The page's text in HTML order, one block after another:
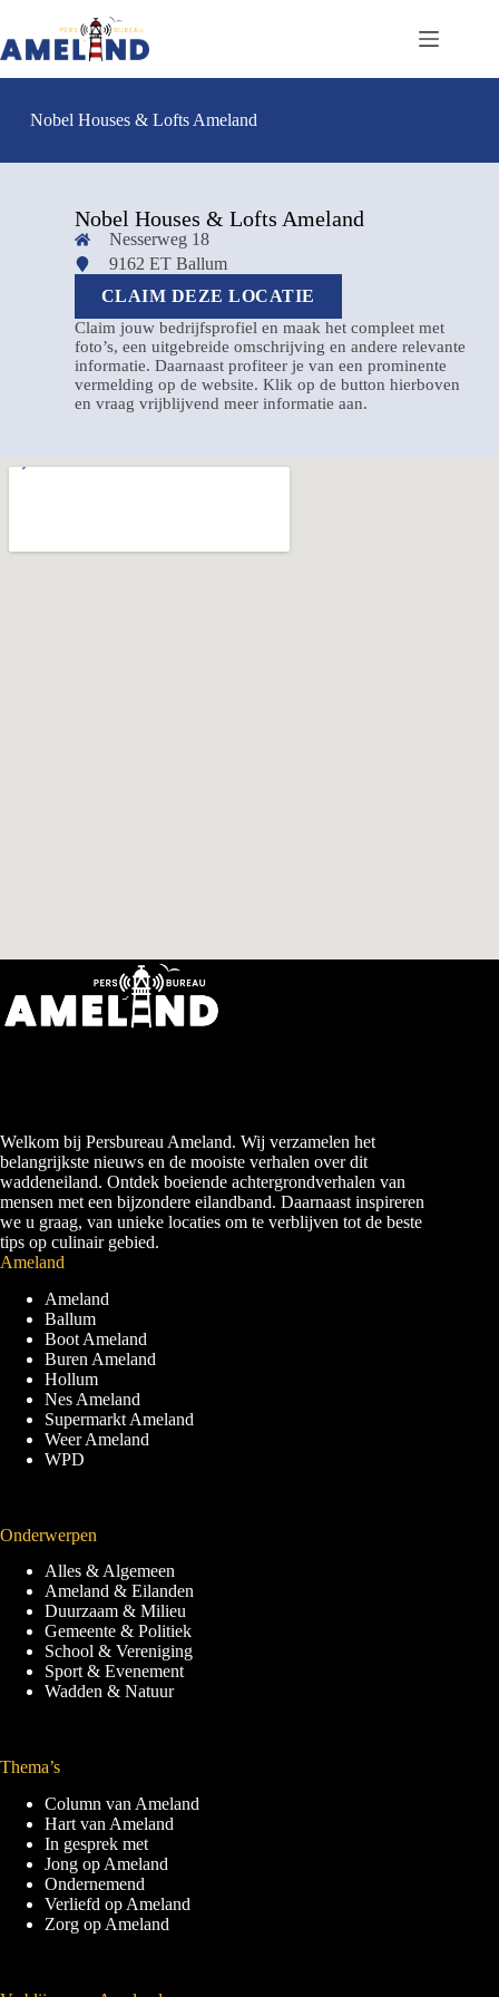
Nobel Houses & Lofts Ameland
Nobel Houses & Lofts Ameland
Nesserweg 18
9162 ET Ballum
CLAIM DEZE LOCATIE
Claim jouw bedrijfsprofiel en maak het compleet met
foto’s, een uitgebreide omschrijving en andere relevante
informatie. Daarnaast profiteer je van een prominente
vermelding op de website. Klik op de button hierboven
en vraag vrijblijvend meer informatie aan.
Welkom bij Persbureau Ameland. Wij verzamelen het
belangrijkste nieuws en de mooiste verhalen over dit
waddeneiland. Ontdek boeiende achtergrondverhalen van
mensen met een bijzondere eilandband. Daarnaast inspireren
we u graag, van unieke locaties om te verblijven tot de beste
tips op culinair gebied.
Ameland
Ameland
Ballum
Boot Ameland
Buren Ameland
Hollum
Nes Ameland
Supermarkt Ameland
Weer Ameland
WPD
Onderwerpen
Alles & Algemeen
Ameland & Eilanden
Duurzaam & Milieu
Gemeente & Politiek
School & Vereniging
Sport & Evenement
Wadden & Natuur
Thema’s
Column van Ameland
Hart van Ameland
In gesprek met
Jong op Ameland
Ondernemend
Verliefd op Ameland
Zorg op Ameland